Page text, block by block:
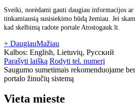
Sveiki, norėdami gauti daugiau informacijos
tinkamiausią susisiekimo būdą žemiau. Jei
kad skelbimą radote portale Atostogauk.lt.
+ DaugiauMažiau
Kalbos: English, Lietuvių, Русский
Parašyti laišką Rodyti tel. numerį
Saugumo sumetimais rekomenduojame
portalo žinučių sistemą
Vieta mieste